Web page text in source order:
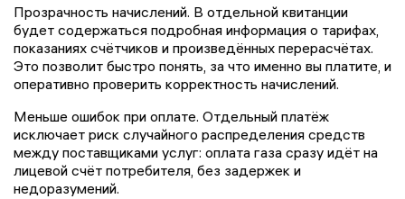
Прозрачность начислений. В отдельной квитанции
будет содержаться подробная информация о тарифах,
показаниях счётчиков и произведённых перерасчётах.
Это позволит быстро понять, за что именно вы платите, и
оперативно проверить корректность начислений.
Меньше ошибок при оплате. Отдельный платёж
исключает риск случайного распределения средств
между поставщиками услуг: оплата газа сразу идёт на
лицевой счёт потребителя, без задержек и
недоразумений.